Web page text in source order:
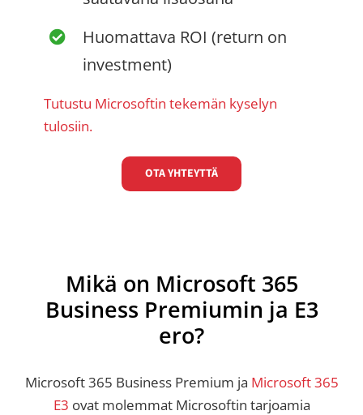
Huomattava ROI (return on
investment)
Tutustu Microsoftin tekemän kyselyn
tulosiin.
OTA YHTEYTTÄ
Mikä on Microsoft 365
Business Premiumin ja E3
ero?
Microsoft 365 Business Premium ja Microsoft 365
E3 ovat molemmat Microsoftin tarjoamia